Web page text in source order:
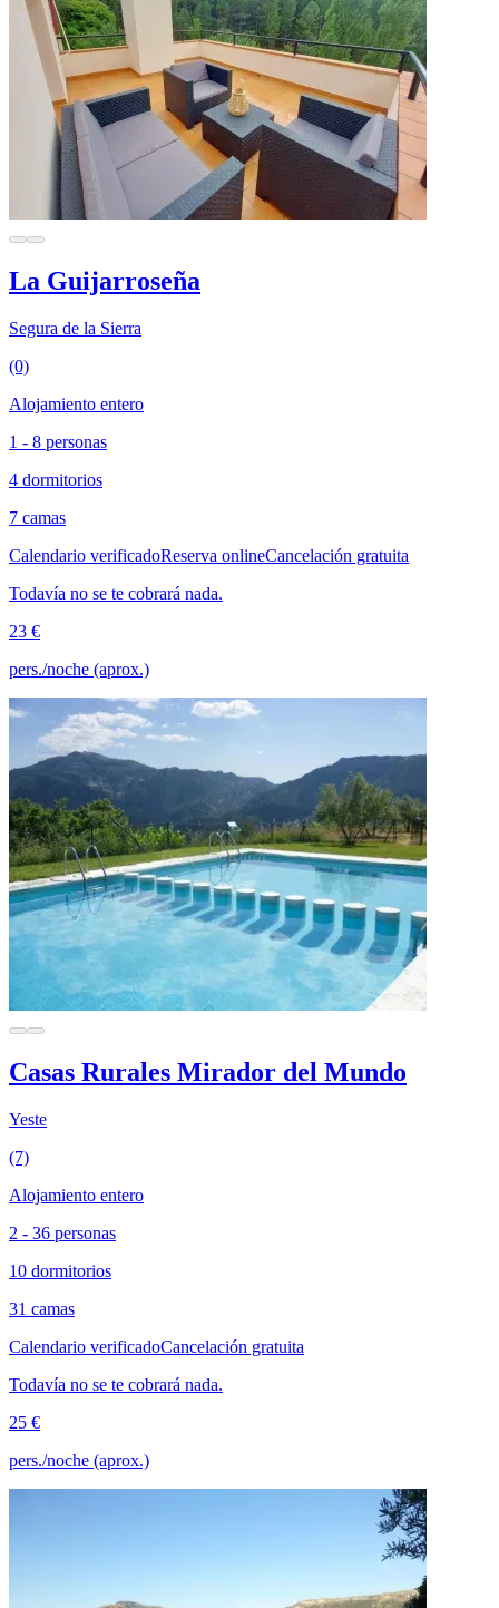
La Guijarroseña
Segura de la Sierra
(0)
Alojamiento entero
1 - 8 personas
4 dormitorios
7 camas
Calendario verificadoReserva onlineCancelación gratuita
Todavía no se te cobrará nada.
23 €
pers./noche (aprox.)
Casas Rurales Mirador del Mundo
Yeste
(7)
Alojamiento entero
2 - 36 personas
10 dormitorios
31 camas
Calendario verificadoCancelación gratuita
Todavía no se te cobrará nada.
25 €
pers./noche (aprox.)